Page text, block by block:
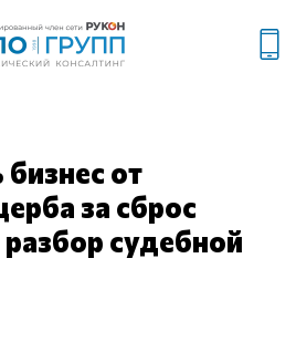
от
за сброс
судебной